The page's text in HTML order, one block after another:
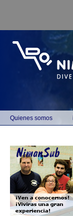
Main menu
Quienes somos